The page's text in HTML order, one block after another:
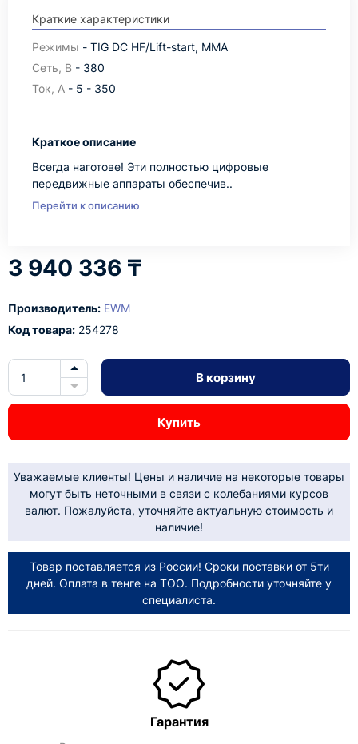
Краткие характеристики
Режимы - TIG DC HF/Lift-start, MMA
Сеть, В - 380
Ток, А - 5 - 350
Краткое описание
Всегда наготове! Эти полностью цифровые
передвижные аппараты обеспечив..
Перейти к описанию
3 940 336 ₸
Производитель: EWM
Код товара: 254278
В корзину
Купить
Уважаемые клиенты! Цены и наличие на некоторые товары
могут быть неточными в связи с колебаниями курсов
валют. Пожалуйста, уточняйте актуальную стоимость и
наличие!
Товар поставляется из России! Сроки поставки от 5ти
дней. Оплата в тенге на ТОО. Подробности уточняйте у
специалиста.
Гарантия